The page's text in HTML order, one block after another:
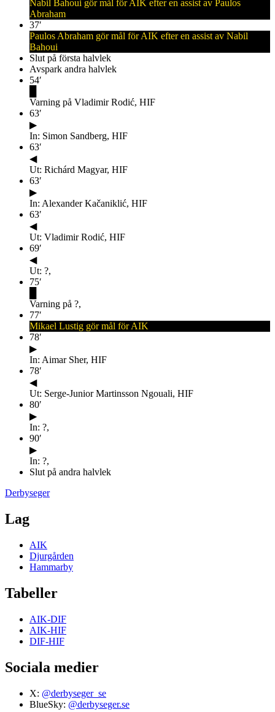
Nabil Bahoui gör mål för AIK efter en assist av Paulos
Abraham
37′
Paulos Abraham gör mål för AIK efter en assist av Nabil
Bahoui
Slut på första halvlek
Avspark andra halvlek
54′
Varning på Vladimir Rodić, HIF
63′
▶
In: Simon Sandberg, HIF
63′
◀
Ut: Richárd Magyar, HIF
63′
▶
In: Alexander Kačaniklić, HIF
63′
◀
Ut: Vladimir Rodić, HIF
69′
◀
Ut: ?,
75′
Varning på ?,
77′
Mikael Lustig gör mål för AIK
78′
▶
In: Aimar Sher, HIF
78′
◀
Ut: Serge-Junior Martinsson Ngouali, HIF
80′
▶
In: ?,
90′
▶
In: ?,
Slut på andra halvlek
Derbyseger
Lag
AIK
Djurgården
Hammarby
Tabeller
AIK-DIF
AIK-HIF
DIF-HIF
Sociala medier
X: @derbyseger_se
BlueSky: @derbyseger.se